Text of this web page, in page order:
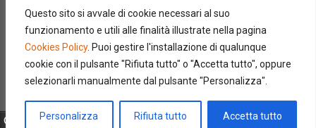
Questo sito si avvale di cookie necessari al suo
funzionamento e utili alle finalità illustrate nella pagina
Cookies Policy. Puoi gestire l'installazione di qualunque
cookie con il pulsante "Rifiuta tutto" o "Accetta tutto", oppure
selezionarli manualmente dal pulsante "Personalizza".
Personalizza Rifiuta tutto Accetta tutto
Cookie policy
Contatti
© 2022 FONDAZIONE CASSA DI RISPARMIO DI FIRENZE - CF